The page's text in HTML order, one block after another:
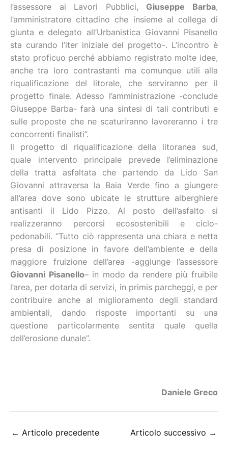
l’assessore ai Lavori Pubblici, Giuseppe Barba,
l’amministratore cittadino che insieme al collega di
giunta e delegato all’Urbanistica Giovanni Pisanello
sta curando l’iter iniziale del progetto-. L’incontro è
stato proficuo perché abbiamo registrato molte idee,
anche tra loro contrastanti ma comunque utili alla
riqualificazione del litorale, che serviranno per il
progetto finale. Adesso l’amministrazione -conclude
Giuseppe Barba- farà una sintesi di tali contributi e
sulle proposte che ne scaturiranno lavoreranno i tre
concorrenti finalisti”.
Il progetto di riqualificazione della litoranea sud,
quale intervento principale prevede l’eliminazione
della tratta asfaltata che partendo da Lido San
Giovanni attraversa la Baia Verde fino a giungere
all’area dove sono ubicate le strutture alberghiere
antisanti il Lido Pizzo. Al posto dell’asfalto si
realizzeranno percorsi ecosostenibili e ciclo-
pedonabili. “Tutto ciò rappresenta una chiara e netta
presa di posizione in favore dell’ambiente e della
maggiore fruizione dell’area -aggiunge l’assessore
Giovanni Pisanello– in modo da rendere più fruibile
l’area, per dotarla di servizi, in primis parcheggi, e per
contribuire anche al miglioramento degli standard
ambientali, dando risposte importanti su una
questione particolarmente sentita quale quella
dell’erosione dunale”.
Daniele Greco
← Articolo precedente Articolo successivo →